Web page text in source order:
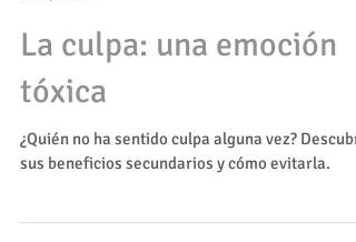
Georgina Burgos - Psicóloga y Sexóloga
16 sept 2019
La culpa: una emoción
tóxica
sus beneficios secundarios y cómo evitarla.